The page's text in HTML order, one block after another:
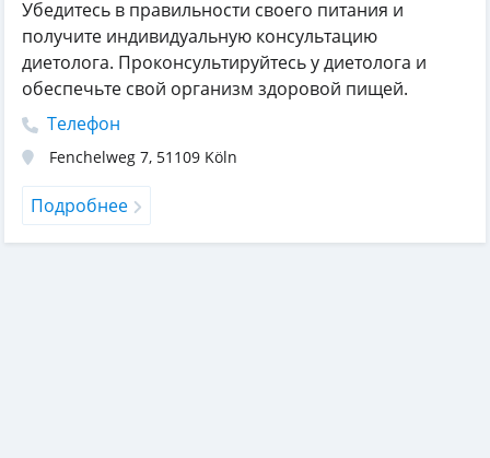
Убедитесь в правильности своего питания и
получите индивидуальную консультацию
диетолога. Проконсультируйтесь у диетолога и
обеспечьте свой организм здоровой пищей.
Телефон
Fenchelweg 7, 51109 Köln
Подробнее